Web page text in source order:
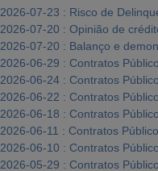
2026-07-23 : Risco de
2026-07-20 : Opinião de
2026-07-20 : Balanço e
2026-06-29 : Contratos
2026-06-24 : Contratos
2026-06-22 : Contratos
2026-06-18 : Contratos
2026-06-11 : Contratos
2026-06-10 : Contratos
2026-05-29 : Contratos